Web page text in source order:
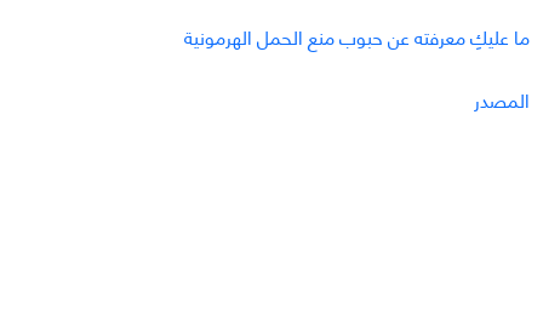
ما عليكِ معرفته عن حبوب منع الحمل الهرمونية
المصدر